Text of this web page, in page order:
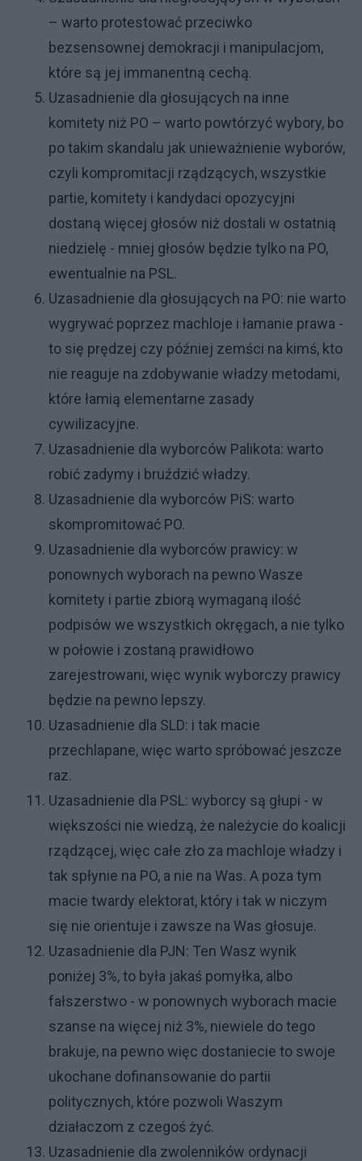
– warto protestować przeciwko
bezsensownej demokracji i manipulacjom,
które są jej immanentną cechą.
Uzasadnienie dla głosujących na inne
komitety niż PO – warto powtórzyć wybory, bo
po takim skandalu jak unieważnienie wyborów,
czyli kompromitacji rządzących, wszystkie
partie, komitety i kandydaci opozycyjni
dostaną więcej głosów niż dostali w ostatnią
niedzielę - mniej głosów będzie tylko na PO,
ewentualnie na PSL.
Uzasadnienie dla głosujących na PO: nie warto
wygrywać poprzez machloje i łamanie prawa -
to się prędzej czy później zemści na kimś, kto
nie reaguje na zdobywanie władzy metodami,
które łamią elementarne zasady
cywilizacyjne.
Uzasadnienie dla wyborców Palikota: warto
robić zadymy i bruździć władzy.
Uzasadnienie dla wyborców PiS: warto
skompromitować PO.
Uzasadnienie dla wyborców prawicy: w
ponownych wyborach na pewno Wasze
komitety i partie zbiorą wymaganą ilość
podpisów we wszystkich okręgach, a nie tylko
w połowie i zostaną prawidłowo
zarejestrowani, więc wynik wyborczy prawicy
będzie na pewno lepszy.
Uzasadnienie dla SLD: i tak macie
przechlapane, więc warto spróbować jeszcze
raz.
Uzasadnienie dla PSL: wyborcy są głupi - w
większości nie wiedzą, że należycie do koalicji
rządzącej, więc całe zło za machloje władzy i
tak spłynie na PO, a nie na Was. A poza tym
macie twardy elektorat, który i tak w niczym
się nie orientuje i zawsze na Was głosuje.
Uzasadnienie dla PJN: Ten Wasz wynik
poniżej 3%, to była jakaś pomyłka, albo
fałszerstwo - w ponownych wyborach macie
szanse na więcej niż 3%, niewiele do tego
brakuje, na pewno więc dostaniecie to swoje
ukochane dofinansowanie do partii
politycznych, które pozwoli Waszym
działaczom z czegoś żyć.
Uzasadnienie dla zwolenników ordynacji